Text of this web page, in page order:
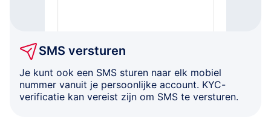
SMS versturen
Je kunt ook een SMS sturen naar elk mobiel
nummer vanuit je persoonlijke account. KYC-
verificatie kan vereist zijn om SMS te versturen.